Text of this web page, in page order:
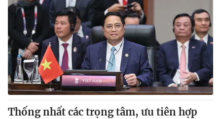
Thống nhất các trọng tâm, ưu tiên hợp